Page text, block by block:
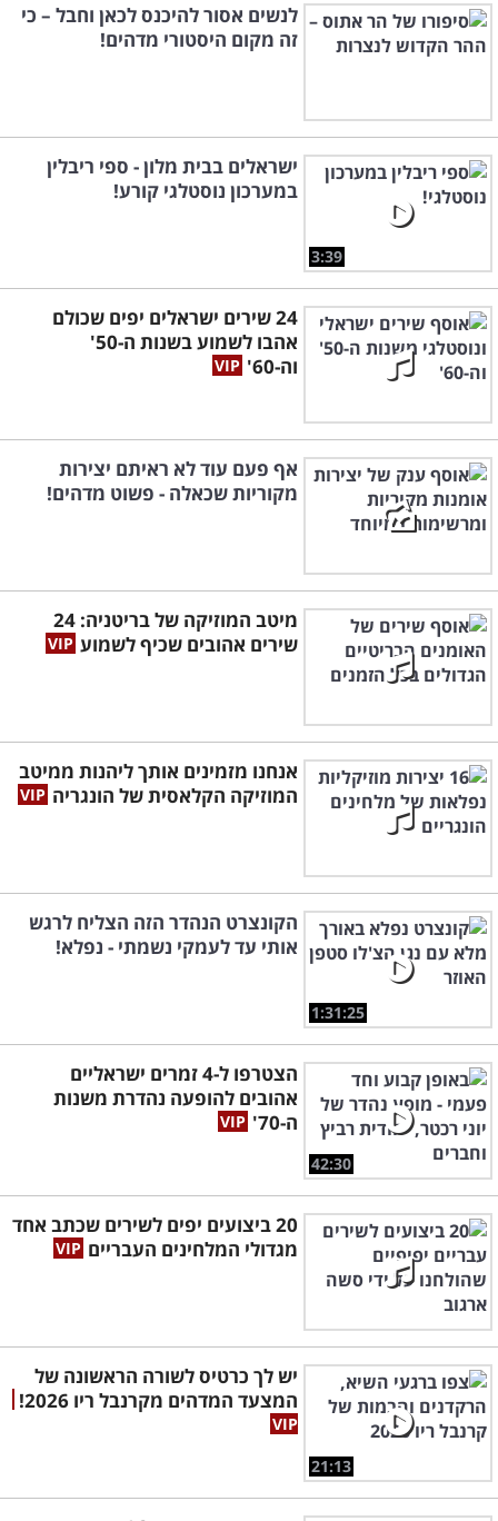
לנשים אסור להיכנס לכאן וחבל – כי
זה מקום היסטורי מדהים!
3:39
ישראלים בבית מלון - ספי ריבלין
במערכון נוסטלגי קורע!
24 שירים ישראלים יפים שכולם
אהבו לשמוע בשנות ה-50'
וה-60'
אף פעם עוד לא ראיתם יצירות
מקוריות שכאלה - פשוט מדהים!
מיטב המוזיקה של בריטניה: 24
שירים אהובים שכיף לשמוע
אנחנו מזמינים אותך ליהנות ממיטב
המוזיקה הקלאסית של הונגריה
1:31:25
הקונצרט הנהדר הזה הצליח לרגש
אותי עד לעמקי נשמתי - נפלא!
42:30
הצטרפו ל-4 זמרים ישראליים
אהובים להופעה נהדרת משנות
ה-70'
20 ביצועים יפים לשירים שכתב אחד
מגדולי המלחינים העבריים
21:13
יש לך כרטיס לשורה הראשונה של
המצעד המדהים מקרנבל ריו 2026!